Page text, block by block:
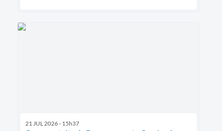
21 JUL 2026 - 15h37